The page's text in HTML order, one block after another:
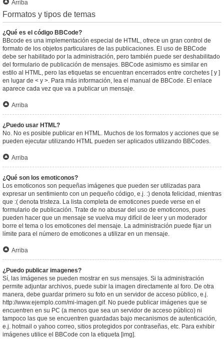
Arriba
Formatos y tipos de temas
¿Qué es el código BBCode?
BBcode es una implementación especial de HTML, ofrece un gran control de
formato de los objetos particulares de las publicaciones. El uso de BBCode
debe ser habilitado por la administración, pero también puede ser deshabilitado
del formulario de publicación de mensajes. BBCode asimismo es similar en
estilo al HTML, pero las etiquetas se encuentran encerrados entre corchetes [ y ]
en lugar de < y >. Para más información, lea el manual de BBCode. El enlace
aparece cada vez que va a publicar un mensaje.
Arriba
¿Puedo usar HTML?
No. No es posible publicar en HTML. Muchos de los formatos y acciones que se
pueden ejecutar utilizando HTML pueden ser aplicados utilizando BBCodes.
Arriba
¿Qué son los emoticonos?
Los emoticonos son pequeñas imágenes que pueden ser utilizadas para
expresar un sentimiento con un pequeño código, e.j. :) denota felicidad, mientras
que :( denota tristeza. La lista completa de emoticones puede verse en el
formulario de publicación. Trate de no abusar del uso de emoticonos, pues
pueden hacer que un mensaje se vuelva muy difícil de leer y un moderador
borre el tema o los emoticones del mensaje. La administración puede fijar un
límite para el número de emoticones a utilizar en un mensaje.
Arriba
¿Puedo publicar imagenes?
Sí, las imágenes se pueden mostrar en sus mensajes. Si la administración
permite adjuntar archivos, puede subir la imagen directamente al foro. De otra
manera, debe guardar primero su foto en un servidor de acceso público, e.j.
http://www.ejemplo.com/mi-imagen.gif. No puede publicar imágenes que se
encuentren en su PC (a menos que sea un servidor de acceso público) ni
tampoco las que se encuentren guardadas bajo mecanismos de autenticación,
e.j. hotmail o yahoo correo, sitios protegidos por contraseñas, etc. Para exhibir
imágenes utilice el BBCode con la etiqueta [img].